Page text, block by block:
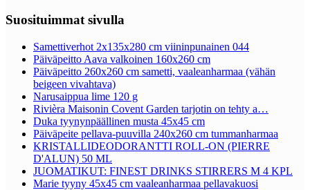
Suosituimmat sivulla
Samettiverhot 2x135x280 cm viininpunainen 044
Päiväpeitto Aava valkoinen 160x260 cm
Päiväpeitto 260x260 cm sametti, vaaleanharmaa (vähän
beigeen vivahtava)
Narusaippua lime 120 g
Rivièra Maisonin Covent Garden tarjotin on tehty a…
Duka tyynynpäällinen musta 45x45 cm
Päiväpeite pellava-puuvilla 240x260 cm tummanharmaa
KRISTALLIDEODORANTTI ROLL-ON (PIERRE
D'ALUN) 50 ML
JUOMATIKUT: FINEST DRINKS STIRRERS M 4 KPL
Marie tyyny 45x45 cm vaaleanharmaa pellavakuosi